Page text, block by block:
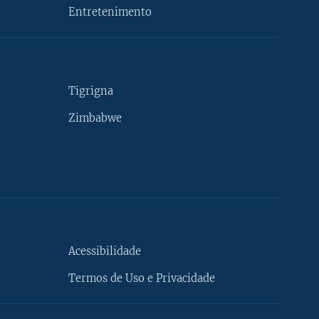
Entretenimento
Tigrigna
Zimbabwe
Acessibilidade
Termos de Uso e Privacidade